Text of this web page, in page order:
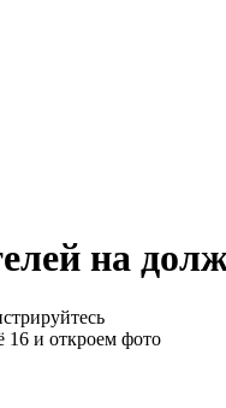
на
16 и откроем фото